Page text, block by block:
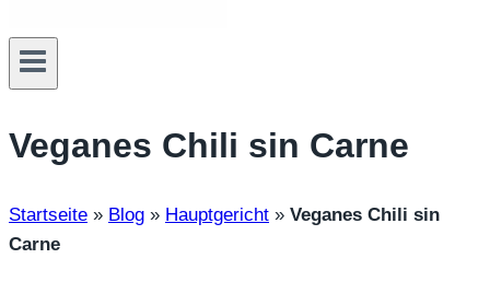
Veganes Chili sin Carne
Startseite » Blog » Hauptgericht » Veganes Chili sin
Carne